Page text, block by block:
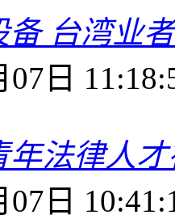
备 台湾业
07日
年法律人
07日